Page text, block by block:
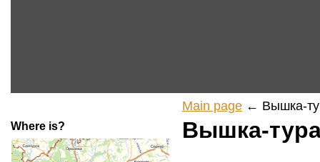
Where is?
Main page ← Вышка-
Вышка-